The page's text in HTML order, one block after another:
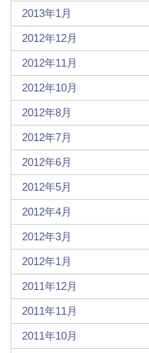
2013年1月
2012年12月
2012年11月
2012年10月
2012年8月
2012年7月
2012年6月
2012年5月
2012年4月
2012年3月
2012年1月
2011年12月
2011年11月
2011年10月